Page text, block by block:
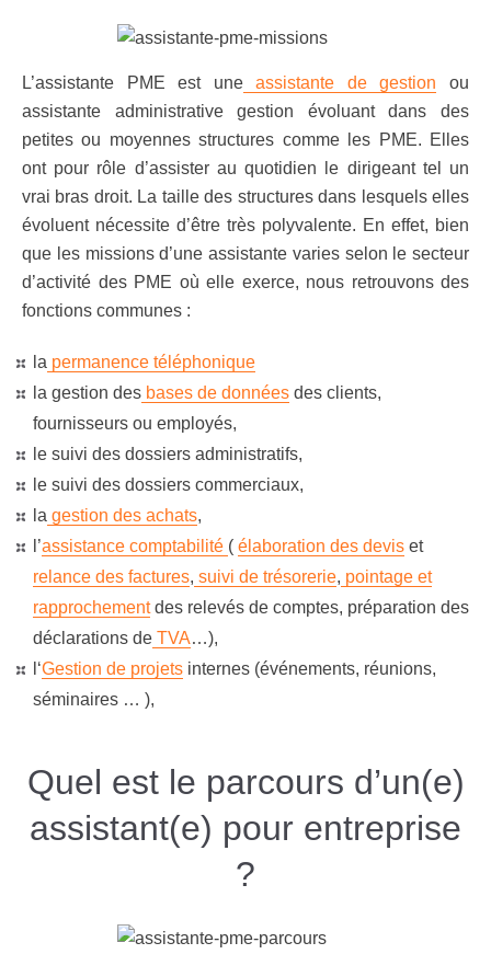
L’assistante PME est uneassistante de gestion ou
assistante administrative gestion évoluant dans des
petites ou moyennes structures comme les PME. Elles
ont pour rôle d’assister au quotidien le dirigeant tel un
vrai bras droit. La taille des structures dans lesquels elles
évoluent nécessite d’être très polyvalente. En effet, bien
que les missions d’une assistante varies selon le secteur
d’activité des PME où elle exerce, nous retrouvons des
fonctions communes :
la permanence téléphonique
la gestion des bases de données des clients,
fournisseurs ou employés,
le suivi des dossiers administratifs,
le suivi des dossiers commerciaux,
la gestion des achats,
l’assistance comptabilité ( élaboration des devis et
relance des factures, suivi de trésorerie, pointage et
rapprochementdes relevés de comptes, préparation des
déclarations de TVA…),
l‘Gestion de projets internes (événements, réunions,
séminaires … ),
Quel est le parcours d’un(e)
assistant(e) pour entreprise
?